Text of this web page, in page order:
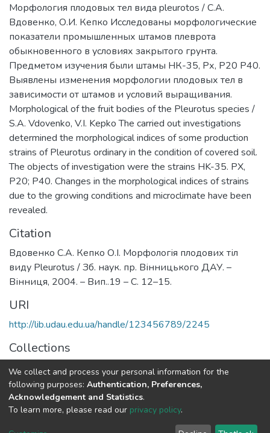
Морфология плодовых тел вида pleurotos / С.A.
Вдовенко, О.И. Кепко Исследованы морфологические
показатели промышленных штамов плеврота
обыкновенного в условиях закрытого грунта.
Предметом изучения были штамы НК-35, Рх, Р20 Р40.
Выявлены изменения морфологии плодовых тел в
зависимости от штамов и условий выращивания.
Morphological of the fruit bodies of the Pleurotus species /
S.A. Vdovenko, V.I. Kepko The carried out investigations
determined the morphological indices of some production
strains of Pleurotus ordinary in the condition of covered soil.
The objects of investigation were the strains HK-35. PX,
Р20; Р40. Changes in the morphological indices of strains
due to the growing conditions and microclimate have been
revealed.
Citation
Вдовенко С.А. Кепко О.І. Морфологія плодових тіл
виду Pleurotus / Зб. наук. пр. Вінницького ДАУ. –
Вінниця, 2004. – Вип..19 – С. 12–15.
URI
http://lib.udau.edu.ua/handle/123456789/2245
Collections
Кафедра прикладної інженерії та охорони праці
Full item page
We collect and process your personal information for the
following purposes: Authentication, Preferences,
Acknowledgement and Statistics.
To learn more, please read our privacy policy.